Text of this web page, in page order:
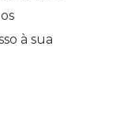
à sua